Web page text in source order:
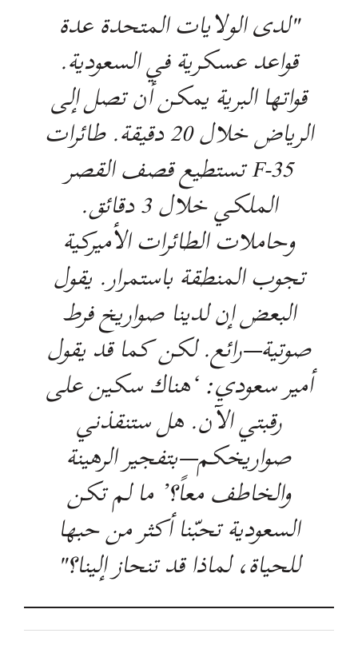
"لدى الولايات المتحدة عدة
قواعد عسكرية في السعودية.
قواتها البرية يمكن أن تصل إلى
الرياض خلال 20 دقيقة. طائرات
F-35 تستطيع قصف القصر
الملكي خلال 3 دقائق.
وحاملات الطائرات الأميركية
تجوب المنطقة باستمرار. يقول
البعض إن لدينا صواريخ فرط
صوتية—رائع. لكن كما قد يقول
أمير سعودي: ‘هناك سكين على
رقبتي الآن. هل ستنقذني
صواريخكم—بتفجير الرهينة
والخاطف معاً؟’ ما لم تكن
السعودية تحبّنا أكثر من حبها
للحياة، لماذا قد تنحاز إلينا؟"